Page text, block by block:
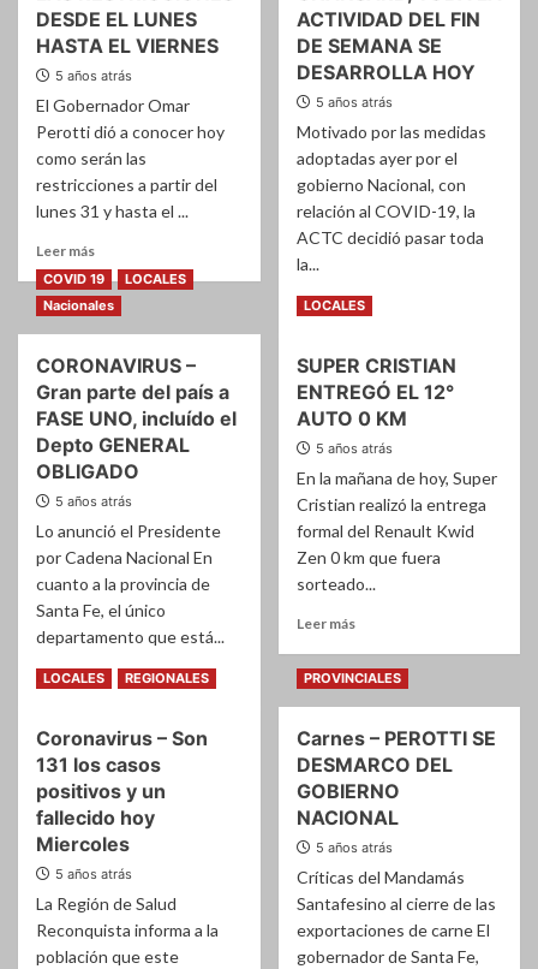
en
Avellaneda,
más
del
40%
dió
positivo
DE
CAMAS
CRITICAS
DESDE EL LUNES
HASTA EL VIERNES
5 años atrás
El Gobernador Omar
Perotti dió a conocer hoy
como serán las
restricciones a partir del
lunes 31 y hasta el ...
Leer más
más
sobre
CORONAVIRUS
–
PEROTTI
SUAVIZO
LAS
RESTRICCIONES
DESDE
EL
LUNES
HASTA
VIERNES
ACTIVIDAD DEL FIN
DE SEMANA SE
DESARROLLA HOY
5 años atrás
Motivado por las medidas
adoptadas ayer por el
gobierno Nacional, con
relación al COVID-19, la
ACTC decidió pasar toda
la...
Leer másLeer
ULTIMO
MOMENTO
–
GASPAR
CHANSARD,
TODA
LA
ACTIVIDAD
FIN
SEMANA
SE
DESARROLLA
HOY
COVID 19
LOCALES
Nacionales
CORONAVIRUS –
Gran parte del país a
FASE UNO, incluído el
Depto GENERAL
OBLIGADO
5 años atrás
Lo anunció el Presidente
por Cadena Nacional En
cuanto a la provincia de
Santa Fe, el único
departamento que está...
Leer másLeer
CORONAVIRUS
–
Gran
parte
del
país
a
FASE
UNO,
incluído
LOCALES
SUPER CRISTIAN
ENTREGÓ EL 12°
AUTO 0 KM
5 años atrás
En la mañana de hoy, Super
Cristian realizó la entrega
formal del Renault Kwid
Zen 0 km que fuera
sorteado...
Leer másLeer
sobre
SUPER
CRISTIAN
ENTREGÓ
EL
12°
AUTO
0
KM
LOCALES REGIONALES
Coronavirus – Son
131 los casos
positivos y un
fallecido hoy
Miercoles
5 años atrás
La Región de Salud
Reconquista informa a la
población que este
PROVINCIALES
Carnes – PEROTTI SE
DESMARCO DEL
GOBIERNO
NACIONAL
5 años atrás
Críticas del Mandamás
Santafesino al cierre de las
exportaciones de carne El
gobernador de Santa Fe,